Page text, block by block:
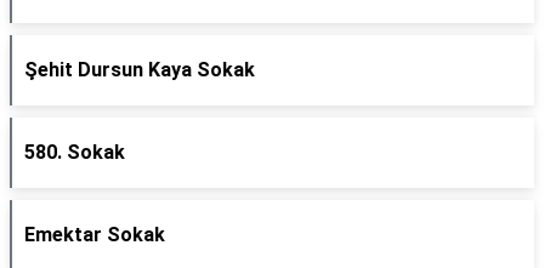
Şehit Dursun Kaya Sokak
580. Sokak
Emektar Sokak